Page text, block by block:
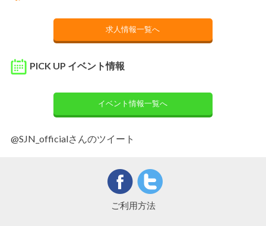
求人情報一覧へ
PICK UP イベント情報
イベント情報一覧へ
@SJN_officialさんのツイート
ご利用方法